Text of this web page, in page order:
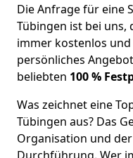
Die Anfrage für eine
Tübingen ist bei uns,
immer kostenlos
persönliches
beliebten 100 %
Was zeichnet eine
Tübingen aus? Das
Organisation und